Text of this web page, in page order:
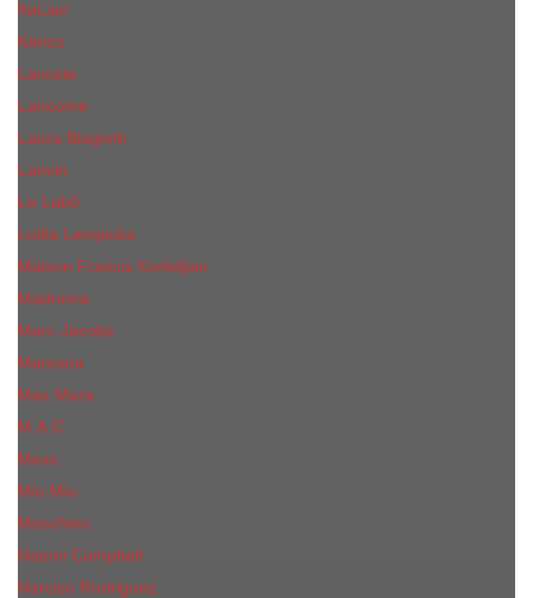
КиLian
Kenzo
Lacoste
Lancome
Laura Biagiotti
Lanvin
Lе Lab0
Lolita Lempicka
Maison Francis Kurkdjian
Madonna
Marc Jacobs
Mancera
Max Mara
M.А.C.
Mexx
Miu Miu
Mоsсhino
Naomi Campbell
Narciso Rodriguez